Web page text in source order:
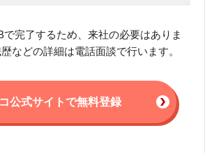
完了するため、来社の必要はありま
などの詳細は電話面談で行います。
公式サイトで無料登録